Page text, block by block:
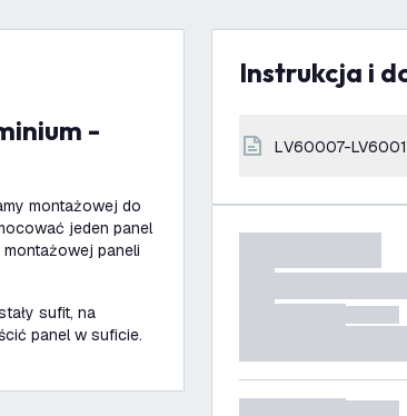
montażowej do
jeden panel
paneli
sufit, na
panel w suficie.
Instrukcja i
LV60007-